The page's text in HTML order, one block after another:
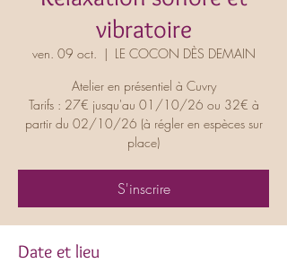
vibratoire
ven. 09 oct.
  |
LE COCON DÈS DEMAIN
Atelier en présentiel à Cuvry
Tarifs : 27€ jusqu'au 01/10/26 ou 32€ à
partir du 02/10/26 (à régler en espèces sur
place)
S'inscrire
Date et lieu